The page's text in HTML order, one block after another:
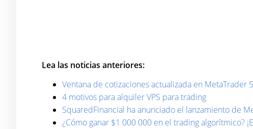
Lea las noticias anteriores:
Ventana de cotizaciones actualizada en MetaTrader 5
4 motivos para alquiler VPS para trading
SquaredFinancial ha anunciado el lanzamiento de
¿Cómo ganar $1 000 000 en el trading algorítmico?